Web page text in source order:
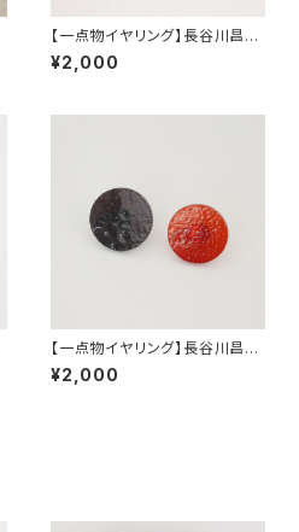
【一点物イヤリング】長谷川昌彦
／White&Yellowgreen
¥2,000
【一点物イヤリング】長谷川昌彦
／Redbrown&Deeppurple
¥2,000